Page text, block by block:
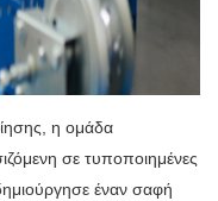
η ομάδα
σε τυποποιημένες
έναν σαφή